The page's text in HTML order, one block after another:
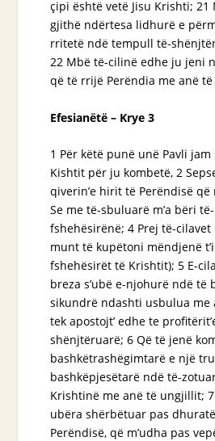
çipi është vetë Jisu Krishti;
gjithë ndërtesa lidhurë e
rritetë ndë tempull të-
22 Mbë të-cilinë edhe ju jeni
që të rrijë Perëndia me anë të
Efesianëtë – Krye 3
1 Për këtë punë unë Pavli jam
Kishtit për ju kombetë, 2
qiverin’e hirit të Perëndisë që
Se me të-sbuluarë m’a bëri
fshehësirënë; 4 Prej të-
munt të kupëtoni mëndjenë
fshehësirët të Krishtit); 5 E-
breza s’ubë e-njohurë ndë të
sikundrë ndashti usbulua me
tek apostojt’ edhe te
shënjtëruarë; 6 Që të jenë
bashkëtrashëgimtarë e një
bashkëpjesëtarë ndë të-
Krishtinë me anë të ungjillit;
ubëra shërbëtuar pas
Perëndisë, që m’udha pas